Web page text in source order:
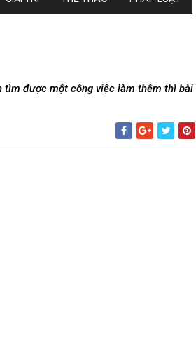
tìm được một công việc làm thêm thì bài